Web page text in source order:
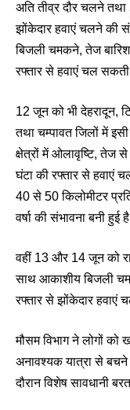
अति तीव्र दौर चलने
झोंकेदार हवाएं चलने की
बिजली चमकने, तेज
रफ्तार से हवाएं चल
12 जून को भी देहरादून,
तथा चम्पावत जिलों में
क्षेत्रों में ओलावृष्टि, तेज
घंटा की रफ्तार से हवाएं
40 से 50 किलोमीटर
वर्षा की संभावना बनी हुई
वहीं 13 और 14 जून को
साथ आकाशीय बिजली
रफ्तार से झोंकेदार हवाएं
मौसम विभाग ने लोगों को
अनावश्यक यात्रा से
दौरान विशेष सावधानी